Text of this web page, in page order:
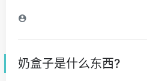
奶盒子是什么东西?